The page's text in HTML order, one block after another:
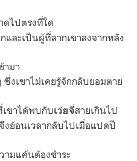
ดไปตรงที่ใด
และเป็นผู้ที่ลากเขาลงจากหลัง
ามา
งเขาไม่เคยรู้จักกลับยอมตาย
ขาได้พบกับเว่ยจี่สายเกินไป
งย้อนเวลากลับไปเมื่อแปดปี
มแค้นต้องชำระ